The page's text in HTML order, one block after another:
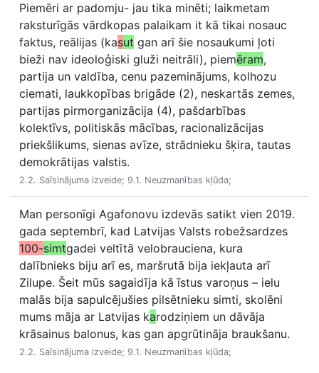
Piemēri ar padomju- jau tika minēti; laikmetam
raksturīgās vārdkopas palaikam it kā tikai nosauc
faktus, reālijas (kasut gan arī šie nosaukumi ļoti
bieži nav ideoloģiski gluži neitrāli), piemēram,
partija un valdība, cenu pazeminājums, kolhozu
ciemati, laukkopības brigāde (2), neskartās zemes,
partijas pirmorganizācija (4), pašdarbības
kolektīvs, politiskās mācības, racionalizācijas
priekšlikums, sienas avīze, strādnieku šķira, tautas
demokrātijas valstis.
2.2. Saīsinājuma izveide; 9.1. Neuzmanības kļūda;
Man personīgi Agafonovu izdevās satikt vien 2019.
gada septembrī, kad Latvijas Valsts robežsardzes
100-simtgadei veltītā velobrauciena, kura
dalībnieks biju arī es, maršrutā bija iekļauta arī
Zilupe. Šeit mūs sagaidīja kā īstus varoņus – ielu
malās bija sapulcējušies pilsētnieku simti, skolēni
mums māja ar Latvijas karodziņiem un dāvāja
krāsainus balonus, kas gan apgrūtināja braukšanu.
2.2. Saīsinājuma izveide; 9.1. Neuzmanības kļūda;